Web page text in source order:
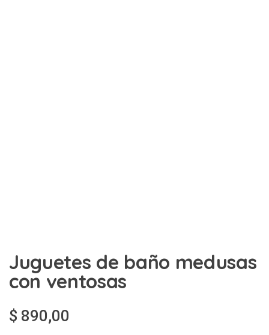
Juguetes de baño medusas
con ventosas
$ 890,00